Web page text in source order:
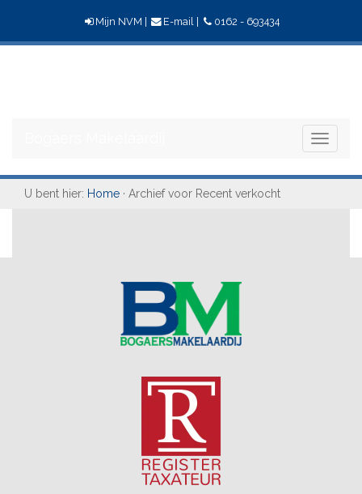
Mijn NVM E-mail| 0162 - 693434
Toggle
U bent hier: Home · Archief voor Recent verkocht